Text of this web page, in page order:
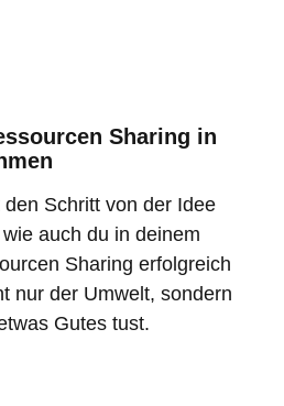
Sharing in
Schritt von der Idee
auch du in deinem
Sharing erfolgreich
nur der Umwelt, sondern
Gutes tust.